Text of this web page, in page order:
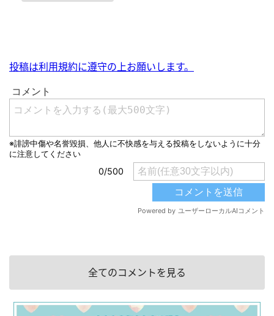
投稿は利用規約に遵守の上お願いします。
全てのコメントを見る